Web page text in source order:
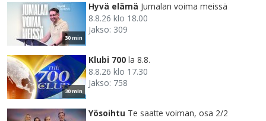
30 min
Hyvä elämä Jumalan voima meissä
8.8.26 klo 18.00
Jakso: 309
30 min
Klubi 700 la 8.8.
8.8.26 klo 17.30
Jakso: 758
Yösoihtu Te saatte voiman, osa 2/2